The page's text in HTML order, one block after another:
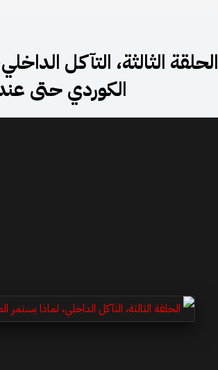
الحلقة الثالثة، التآكل
الكوردي حتى